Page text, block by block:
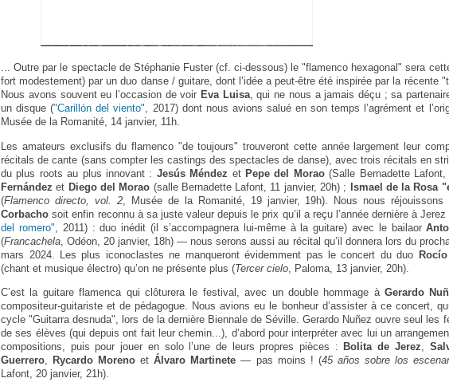
... Outre par le spectacle de Stéphanie Fuster (cf. ci-dessous) le "flamenco hexagonal" sera
fort modestement) par un duo danse / guitare, dont l’idée a peut-être été inspirée par la récente
Nous avons souvent eu l’occasion de voir Eva Luisa, qui ne nous a jamais déçu ; sa
un disque ("Carillón del viento", 2017) dont nous avions salué en son temps l’agrément et
Musée de la Romanité, 14 janvier, 11h.
Les amateurs exclusifs du flamenco "de toujours" trouveront cette année largement leur
récitals de cante (sans compter les castings des spectacles de danse), avec trois récitals en
du plus roots au plus innovant : Jesús Méndez etPepe del Morao(Salle Bernadette Lafont,
Fernández et Diego del Morao (salle Bernadette Lafont, 11 janvier, 20h) ; Ismael de la Rosa
(Flamenco directo, vol. 2, Musée de la Romanité, 19 janvier, 19h). Nous nous
Corbacho soit enfin reconnu à sa juste valeur depuis le prix qu’il a reçu l’année dernière à
del romero" , 2011) : duo inédit (il s’accompagnera lui-même à la guitare) avec le bailaor
(Francachela , Odéon, 20 janvier, 18h) — nous serons aussi au récital qu’il donnera lors du
mars 2024. Les plus iconoclastes ne manqueront évidemment pas le concert du duo
(chant et musique électro) qu’on ne présente plus (Tercer cielo , Paloma, 13 janvier, 20h).
C’est la guitare flamenca qui clôturera le festival, avec un double hommage àGerardo
compositeur-guitariste et de pédagogue. Nous avions eu le bonheur d’assister à ce concert,
cycle "Guitarra desnuda", lors de la dernière Biennale de Séville. Gerardo Nuñez ouvre seul les
de ses élèves (qui depuis ont fait leur chemin...), d’abord pour interpréter avec lui un
compositions, puis pour jouer en solo l’une de leurs propres pièces : Bolita de Jerez
Guerrero
Rycardo Moreno etÁlvaro Martinete — pas moins ! (45 años sobre los
Lafont, 20 janvier, 21h).